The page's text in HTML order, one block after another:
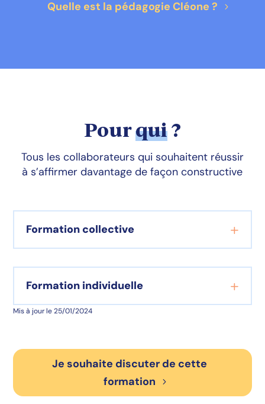
Quelle est la pédagogie Cléone ?
Pourqui?
Tous les collaborateurs qui souhaitent réussir
à s’affirmer davantage de façon constructive
Formation collective
Formation individuelle
Mis à jour le 25/01/2024
Je souhaite discuter de cette
formation